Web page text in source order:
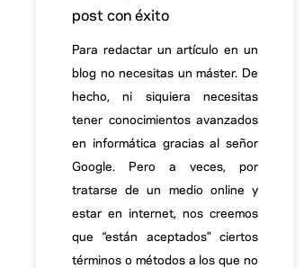
post con éxito
Para redactar un artículo en un
blog no necesitas un máster. De
hecho, ni siquiera necesitas
tener conocimientos avanzados
en informática gracias al señor
Google. Pero a veces, por
tratarse de un medio online y
estar en internet, nos creemos
que “están aceptados” ciertos
términos o métodos a los que no